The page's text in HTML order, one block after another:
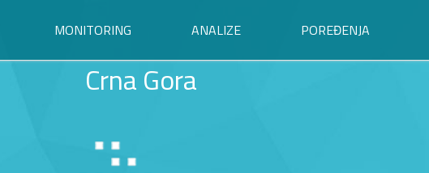
MONITORING ANALIZE POREĐENJA
Crna Gora